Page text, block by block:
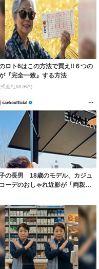
ロト6はこの方法で買え!!６つの
『完全一致』する方法
会社MURA)
の長男 18歳のモデル、カジュ
ーデのおしゃれ近影が「両親の